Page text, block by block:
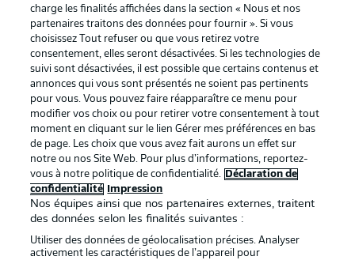
BUNDESLIGA APP
Proposé par
charge les finalités affichées dans la section « Nous et nos
partenaires traitons des données pour fournir ». Si vous
choisissez Tout refuser ou que vous retirez votre
consentement, elles seront désactivées. Si les technologies de
suivi sont désactivées, il est possible que certains contenus et
annonces qui vous sont présentés ne soient pas pertinents
pour vous. Vous pouvez faire réapparaître ce menu pour
modifier vos choix ou pour retirer votre consentement à tout
moment en cliquant sur le lien Gérer mes préférences en bas
de page. Les choix que vous avez fait aurons un effet sur
notre ou nos Site Web. Pour plus d’informations, reportez-
vous à notre politique de confidentialité.
Déclaration de
confidentialité
Impression
Nos équipes ainsi que nos partenaires externes, traitent
des données selon les finalités suivantes :
Utiliser des données de géolocalisation précises. Analyser
activement les caractéristiques de l’appareil pour